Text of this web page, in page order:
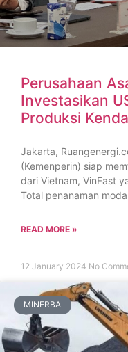
Perusahaan
Investasikan
Produksi
Jakarta,
(Kemenperin) siap
dari Vietnam, VinFast
Total penanaman
READ MORE »
12 January 2024 No
MINERBA